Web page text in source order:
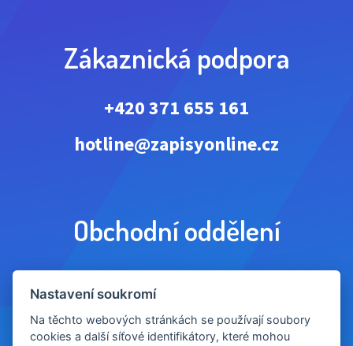
Zákaznická podpora
+420 371 655 161
hotline@zapisyonline.cz
Obchodní oddělení
obchod@zapisyonline.cz
Nastavení soukromí
Na těchto webových stránkách se používají soubory
cookies a další síťové identifikátory, které mohou